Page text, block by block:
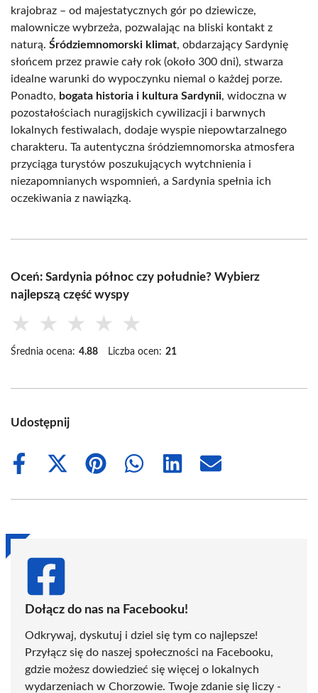
krajobraz – od majestatycznych gór po dziewicze,
malownicze wybrzeża, pozwalając na bliski kontakt z
naturą. Śródziemnomorski klimat, obdarzający Sardynię
słońcem przez prawie cały rok (około 300 dni), stwarza
idealne warunki do wypoczynku niemal o każdej porze.
Ponadto, bogata historia i kultura Sardynii, widoczna w
pozostałościach nuragijskich cywilizacji i barwnych
lokalnych festiwalach, dodaje wyspie niepowtarzalnego
charakteru. Ta autentyczna śródziemnomorska atmosfera
przyciąga turystów poszukujących wytchnienia i
niezapomnianych wspomnień, a Sardynia spełnia ich
oczekiwania z nawiązką.
Oceń: Sardynia północ czy południe? Wybierz
najlepszą część wyspy
★ ★ ★ ★ ★
Średnia ocena: 4.88 Liczba ocen: 21
Udostępnij
Share
Share
(Twitter)
Share
Share
Share
Share
Dołącz do nas na Facebooku!
Odkrywaj, dyskutuj i dziel się tym co najlepsze!
Przyłącz się do naszej społeczności na Facebooku,
gdzie możesz dowiedzieć się więcej o lokalnych
wydarzeniach w Chorzowie. Twoje zdanie się liczy -